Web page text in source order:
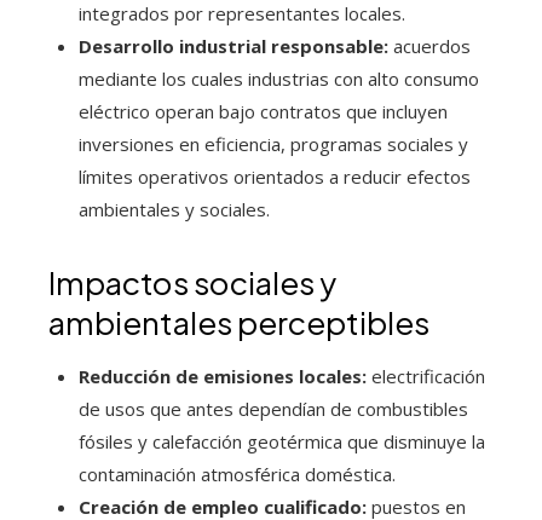
integrados por representantes locales.
Desarrollo industrial responsable: acuerdos
mediante los cuales industrias con alto consumo
eléctrico operan bajo contratos que incluyen
inversiones en eficiencia, programas sociales y
límites operativos orientados a reducir efectos
ambientales y sociales.
Impactos sociales y
ambientales perceptibles
Reducción de emisiones locales: electrificación
de usos que antes dependían de combustibles
fósiles y calefacción geotérmica que disminuye la
contaminación atmosférica doméstica.
Creación de empleo cualificado: puestos en